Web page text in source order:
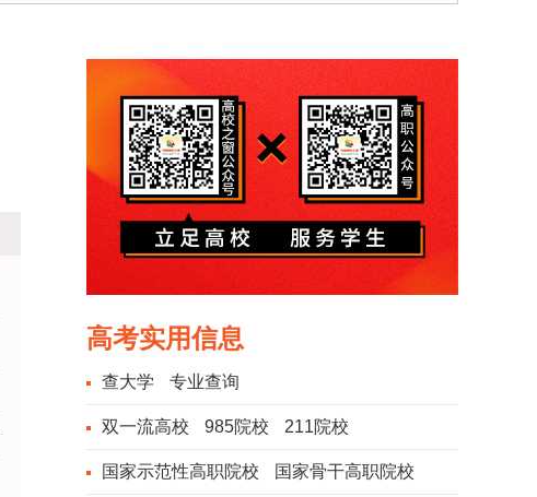
高考实用信息
查大学 专业查询
双一流高校 985院校 211院校
国家示范性高职院校 国家骨干高职院校